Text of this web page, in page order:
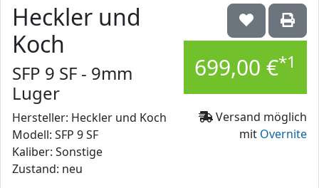
699,00 €*1
Versand möglich
mit Overnite
Heckler und
Koch
SFP 9 SF - 9mm
Luger
Hersteller: Heckler und Koch
Modell: SFP 9 SF
Kaliber: Sonstige
Zustand: neu